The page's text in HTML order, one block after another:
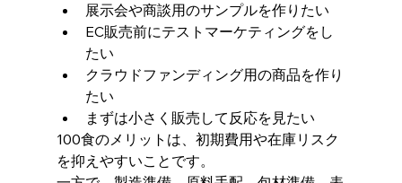
展示会や商談用のサンプルを作りたい
EC販売前にテストマーケティングをし
たい
クラウドファンディング用の商品を作り
たい
まずは小さく販売して反応を見たい
100食のメリットは、初期費用や在庫リスク
を抑えやすいことです。